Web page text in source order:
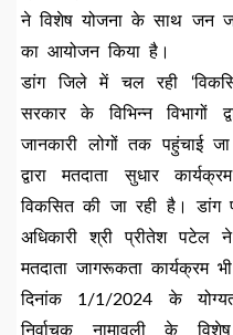
ने विशेष योजना के साथ जन
का आयोजन किया है।
डांग जिले में चल रही
सरकार के विभिन्न विभागों
जानकारी लोगों तक पहुंचाई
द्वारा मतदाता सुधार
विकसित की जा रही है। डांग
अधिकारी श्री प्रीतेश
मतदाता जागरूकता कार्यक्रम
दिनांक 1/1/2024 के
निर्वाचक नामावली के